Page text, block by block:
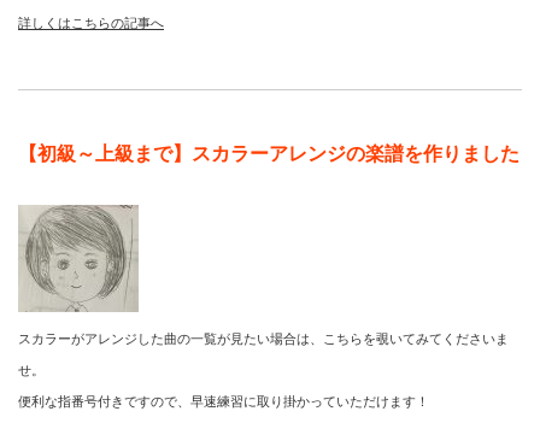
詳しくはこちらの記事へ
【初級～上級まで】スカラーアレンジの楽譜を作りました
スカラーがアレンジした曲の一覧が見たい場合は、こちらを覗いてみてくださいま
せ。
便利な指番号付きですので、早速練習に取り掛かっていただけます！